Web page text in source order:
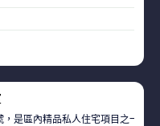
，是區內精品私人住宅項目之一，